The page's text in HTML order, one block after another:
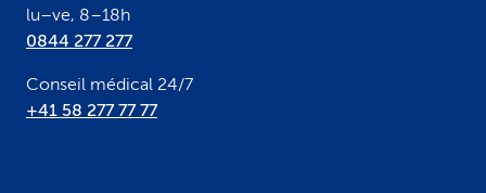
lu–ve, 8–18h
0844 277 277
Conseil médical 24/7
+41 58 277 77 77